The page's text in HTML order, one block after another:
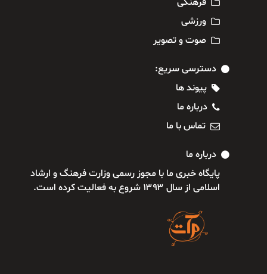
ورزشی
صوت و تصویر
دسترسی سریع:
پیوند ها
درباره ما
تماس با ما
درباره ما
پایگاه خبری ما با مجوز رسمی وزارت فرهنگ و ارشاد
اسلامی از سال ۱۳۹۳ شروع به فعالیت کرده است.